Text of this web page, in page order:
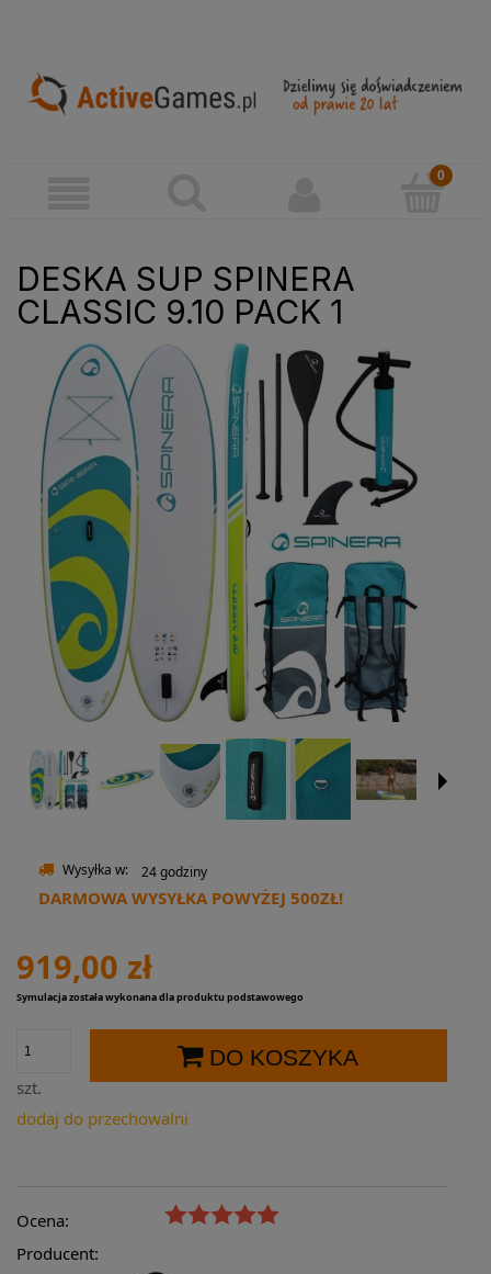
DESKA SUP SPINERA
CLASSIC 9.10 PACK 1
Wysyłka w: 24 godziny
DARMOWA WYSYŁKA POWYŻEJ 500ZŁ!
919,00 zł
Symulacja została wykonana dla produktu podstawowego
szt.
DO KOSZYKA
dodaj do przechowalni
Ocena:
Producent: